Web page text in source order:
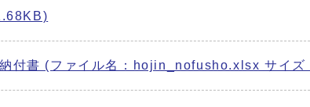
付書 (ファイル名：hojin_nofusho.xlsx サイ